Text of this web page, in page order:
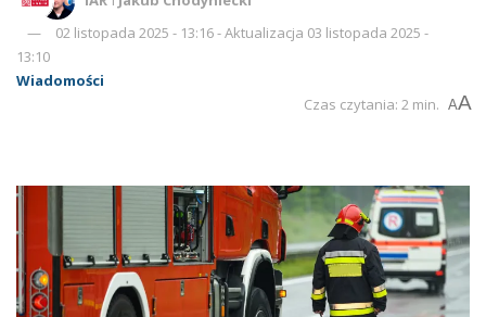
02 listopada 2025 - 13:16 - Aktualizacja 03 listopada 2025 -
13:10
Wiadomości
Czas czytania: 2 min. AA